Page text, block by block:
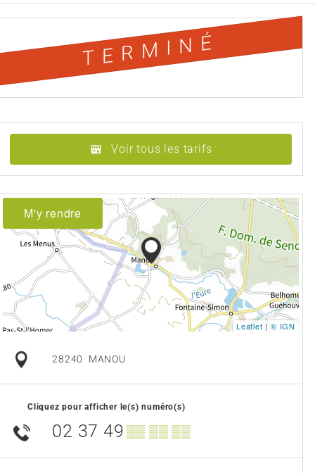
TERMINÉ
Voir tous les tarifs
M'y rendre
Leaflet | © IGN
28240 MANOU
Cliquez pour afficher le(s) numéro(s)
02 37 49 ▒▒ ▒▒ ▒▒